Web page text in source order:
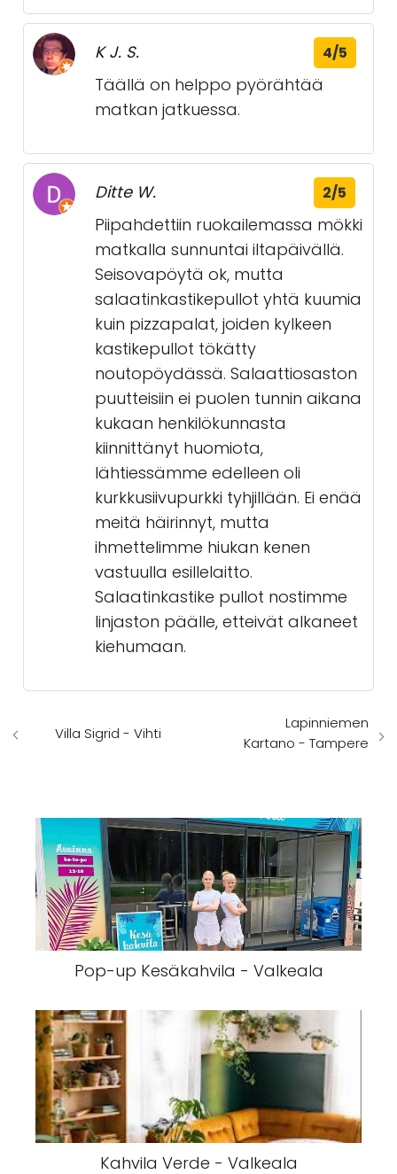
K J. S. 4/5
Täällä on helppo pyörähtää
matkan jatkuessa.
Ditte W. 2/5
Piipahdettiin ruokailemassa mökki
matkalla sunnuntai iltapäivällä.
Seisovapöytä ok, mutta
salaatinkastikepullot yhtä kuumia
kuin pizzapalat, joiden kylkeen
kastikepullot tökätty
noutopöydässä. Salaattiosaston
puutteisiin ei puolen tunnin aikana
kukaan henkilökunnasta
kiinnittänyt huomiota,
lähtiessämme edelleen oli
kurkkusiivupurkki tyhjillään. Ei enää
meitä häirinnyt, mutta
ihmettelimme hiukan kenen
vastuulla esillelaitto.
Salaatinkastike pullot nostimme
linjaston päälle, etteivät alkaneet
kiehumaan.
Villa Sigrid - Vihti
Lapinniemen
Kartano - Tampere
Pop-up Kesäkahvila - Valkeala
Kahvila Verde - Valkeala